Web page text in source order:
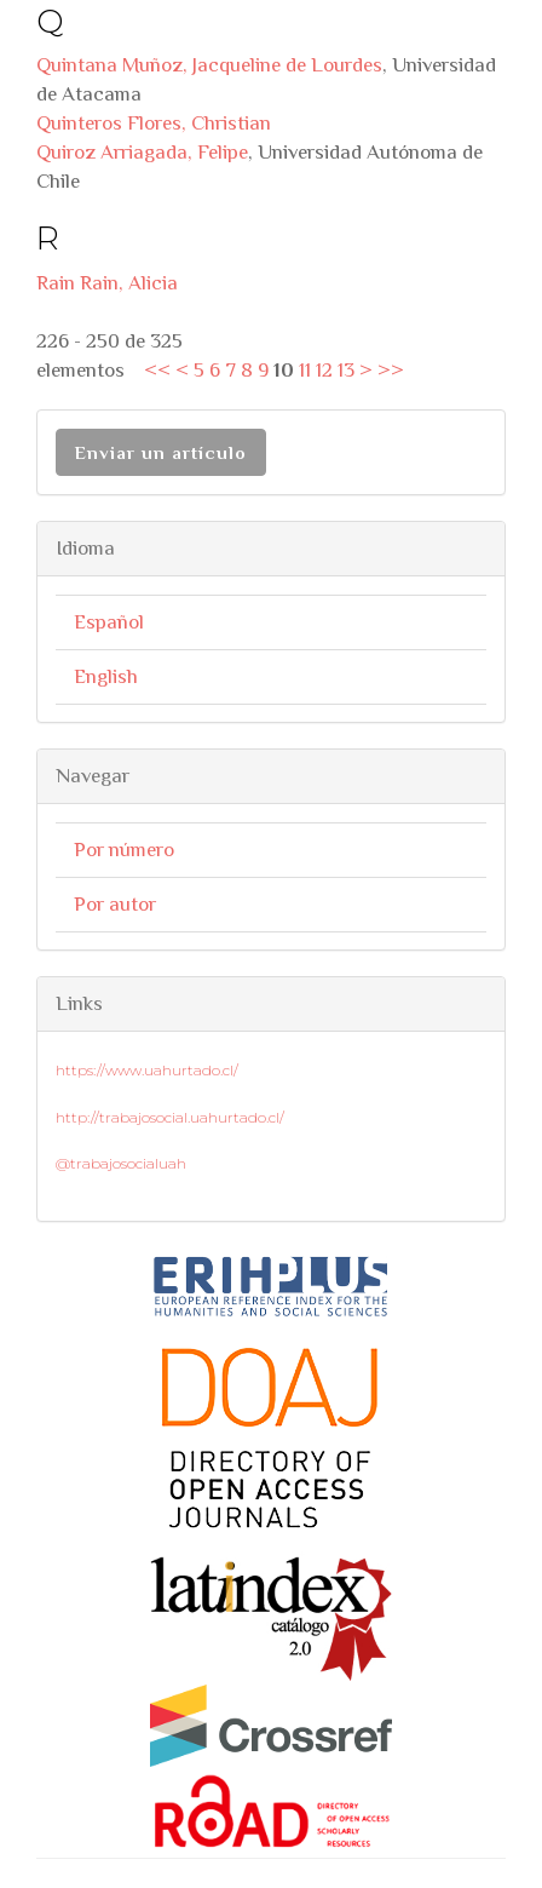
Q
Quintana Muñoz, Jacqueline de Lourdes, Universidad
de Atacama
Quinteros Flores, Christian
Quiroz Arriagada, Felipe, Universidad Autónoma de
Chile
R
Rain Rain, Alicia
226 - 250 de 325
elementos << < 5 6 7 8 9 10 11 12 13 > >>
Enviar un artículo
Idioma
Español
English
Navegar
Por número
Por autor
Links
https://www.uahurtado.cl/
http://trabajosocial.uahurtado.cl/
@trabajosocialuah